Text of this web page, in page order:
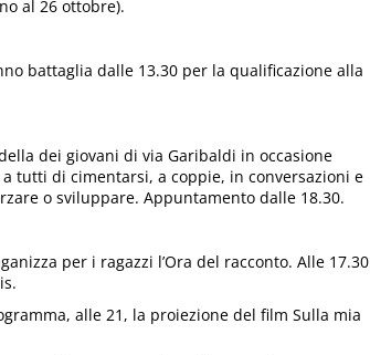
al 26 ottobre).
battaglia dalle 13.30 per la qualificazione alla
dei giovani di via Garibaldi in occasione
tutti di cimentarsi, a coppie, in conversazioni e
o sviluppare. Appuntamento dalle 18.30.
per i ragazzi l’Ora del racconto. Alle 17.30
alle 21, la proiezione del film Sulla mia